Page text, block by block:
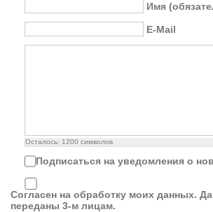
Имя
E-Mail
Осталось: 1200 символов
Подписаться на уведомления о
Согласен на обработку моих данных.
переданы 3-м лицам.